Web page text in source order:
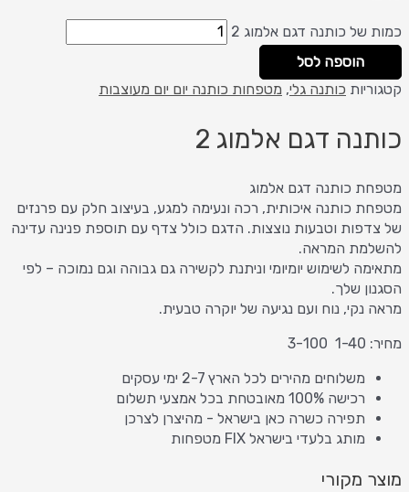
כמות של כותנה דגם אלמוג 2
הוספה לסל
קטגוריות כותנה גלי, מטפחות כותנה יום יום מעוצבות
כותנה דגם אלמוג 2
מטפחת כותנה דגם אלמוג
מטפחת כותנה איכותית, רכה ונעימה למגע, בעיצוב חלק עם פרנזים
של צדפות וטבעות נוצצות. הדגם כולל צדף עם תוספת פנינה עדינה
להשלמת המראה.
מתאימה לשימוש יומיומי וניתנת לקשירה גם גבוהה וגם נמוכה – לפי
הסגנון שלך.
מראה נקי, נוח ועם נגיעה של יוקרה טבעית.
מחיר: 1-40 3-100
משלוחים מהירים לכל הארץ 2-7 ימי עסקים
רכישה 100% מאובטחת בכל אמצעי תשלום
תפירה כשרה כאן בישראל - מהיצרן לצרכן
מותג בלעדי בישראל FIX מטפחות
מוצר מקורי